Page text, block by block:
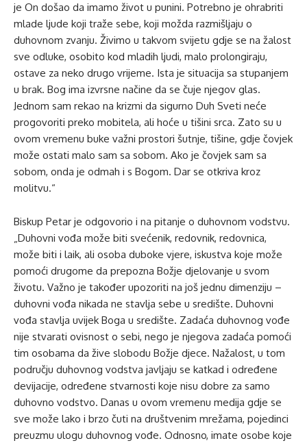
je On došao da imamo život u punini. Potrebno je ohrabriti
mlade ljude koji traže sebe, koji možda razmišljaju o
duhovnom zvanju. Živimo u takvom svijetu gdje se na žalost
sve odluke, osobito kod mladih ljudi, malo prolongiraju,
ostave za neko drugo vrijeme. Ista je situacija sa stupanjem
u brak. Bog ima izvrsne načine da se čuje njegov glas.
Jednom sam rekao na krizmi da sigurno Duh Sveti neće
progovoriti preko mobitela, ali hoće u tišini srca. Zato su u
ovom vremenu buke važni prostori šutnje, tišine, gdje čovjek
može ostati malo sam sa sobom. Ako je čovjek sam sa
sobom, onda je odmah i s Bogom. Dar se otkriva kroz
molitvu.“
Biskup Petar je odgovorio i na pitanje o duhovnom vodstvu.
„Duhovni vođa može biti svećenik, redovnik, redovnica,
može biti i laik, ali osoba duboke vjere, iskustva koje može
pomoći drugome da prepozna Božje djelovanje u svom
životu. Važno je također upozoriti na još jednu dimenziju –
duhovni vođa nikada ne stavlja sebe u središte. Duhovni
vođa stavlja uvijek Boga u središte. Zadaća duhovnog vođe
nije stvarati ovisnost o sebi, nego je njegova zadaća pomoći
tim osobama da žive slobodu Božje djece. Nažalost, u tom
području duhovnog vodstva javljaju se katkad i određene
devijacije, određene stvarnosti koje nisu dobre za samo
duhovno vodstvo. Danas u ovom vremenu medija gdje se
sve može lako i brzo čuti na društvenim mrežama, pojedinci
preuzmu ulogu duhovnog vođe. Odnosno, imate osobe koje